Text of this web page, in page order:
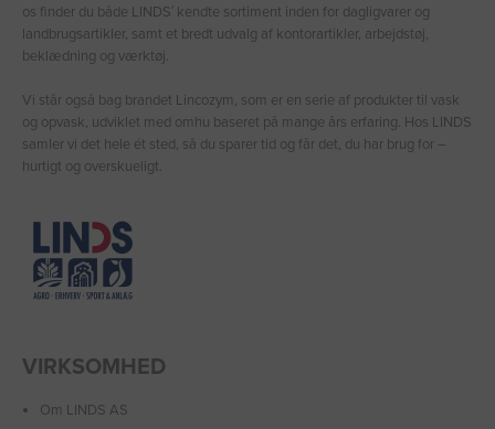
os finder du både LINDS′ kendte sortiment inden for dagligvarer og
landbrugsartikler, samt et bredt udvalg af kontorartikler, arbejdstøj,
beklædning og værktøj.
Vi står også bag brandet Lincozym, som er en serie af produkter til vask
og opvask, udviklet med omhu baseret på mange års erfaring. Hos LINDS
samler vi det hele ét sted, så du sparer tid og får det, du har brug for –
hurtigt og overskueligt.
VIRKSOMHED
Om LINDS AS